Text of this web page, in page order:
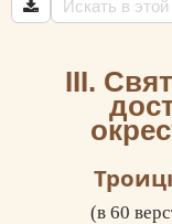
Тематическое
III.
(в 60